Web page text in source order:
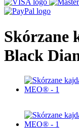
Skórzane
Black